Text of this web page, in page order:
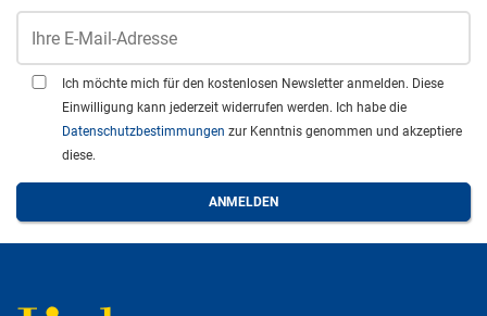
Ich möchte mich für den kostenlosen Newsletter anmelden. Diese
Einwilligung kann jederzeit widerrufen werden. Ich habe die
Datenschutzbestimmungen zur Kenntnis genommen und akzeptiere
diese.